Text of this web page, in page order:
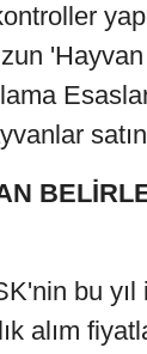
'Hayvan
bu yıl
alım